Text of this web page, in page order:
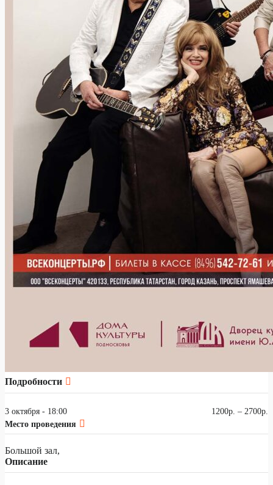
Подробности
3 октября - 18:00
1200р. – 2700р.
Место проведения
Большой зал,
Описание